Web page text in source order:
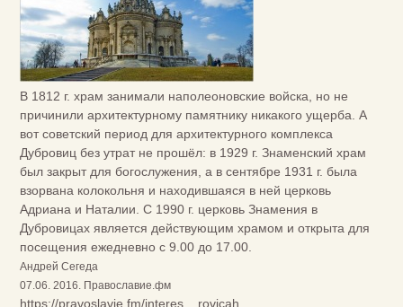
В 1812 г. храм занимали наполеоновские войска, но не
причинили архитектурному памятнику никакого ущерба. А
вот советский период для архитектурного комплекса
Дубровиц без утрат не прошёл: в 1929 г. Знаменский храм
был закрыт для богослужения, а в сентябре 1931 г. была
взорвана колокольня и находившаяся в ней церковь
Адриана и Наталии. С 1990 г. церковь Знамения в
Дубровицах является действующим храмом и открыта для
посещения ежедневно с 9.00 до 17.00.
Андрей Сегеда
07.06. 2016. Православие.фм
https://pravoslavie.fm/interes....rovicah